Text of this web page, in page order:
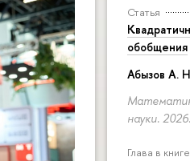
Статья
обобщения
Абызов А.
науки.
Глава в книге